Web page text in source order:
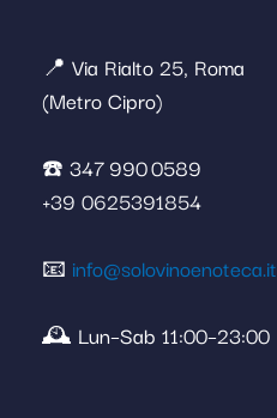
📍 Via Rialto 25, Roma
(Metro Cipro)
☎️ 347 990 0589
+39 0625391854
📧 info@solovinoenoteca.it
🕰️ Lun–Sab 11:00–23:00